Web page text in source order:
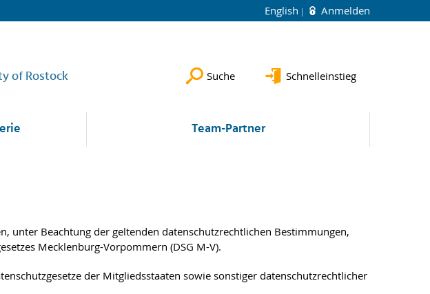
English Anmelden
of Rostock Suche Schnelleinstieg
Team-Partner
unter Beachtung der geltenden datenschutzrechtlichen Bestimmungen,
Mecklenburg-Vorpommern (DSG M-V).
der Mitgliedsstaaten sowie sonstiger datenschutzrechtlicher